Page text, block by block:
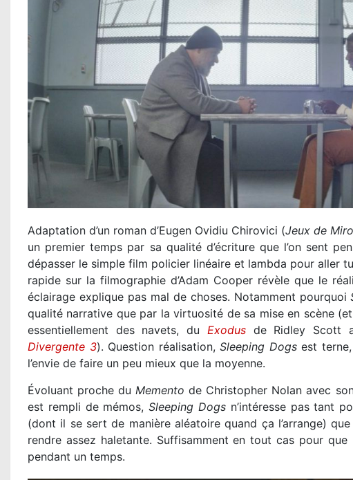
Adaptation d’un roman d’Eugen Ovidiu Chirovici (Jeux de
un premier temps par sa qualité d’écriture que l’on sent
dépasser le simple film policier linéaire et lambda pour aller
rapide sur la filmographie d’Adam Cooper révèle que le
éclairage explique pas mal de choses. Notamment pourquoi
qualité narrative que par la virtuosité de sa mise en scène
essentiellement des navets, du Exodusde Ridley Scott
Divergente 3). Question réalisation,Sleeping Dogsest terne,
l’envie de faire un peu mieux que la moyenne.
Évoluant proche duMemento de Christopher Nolan avec
est rempli de mémos,Sleeping Dogs n’intéresse pas tant
(dont il se sert de manière aléatoire quand ça l’arrange)
rendre assez haletante. Suffisamment en tout cas pour que
pendant un temps.